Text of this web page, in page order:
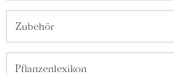
Zubehör
Pflanzenlexikon